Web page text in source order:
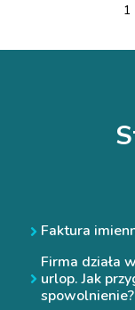
1
Faktura
Firma działa
urlop. Jak
spowolnienie?